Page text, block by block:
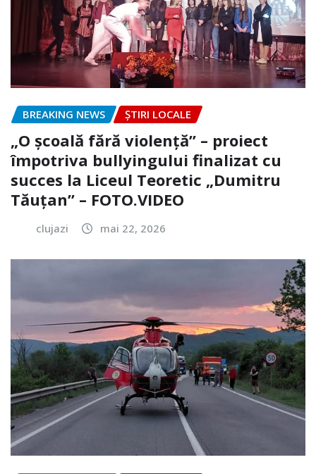
BREAKING NEWS ȘTIRI LOCALE
„O școală fără violență” – proiect
împotriva bullyingului finalizat cu
succes la Liceul Teoretic „Dumitru
Tăuțan” – FOTO.VIDEO
clujazi mai 22, 2026